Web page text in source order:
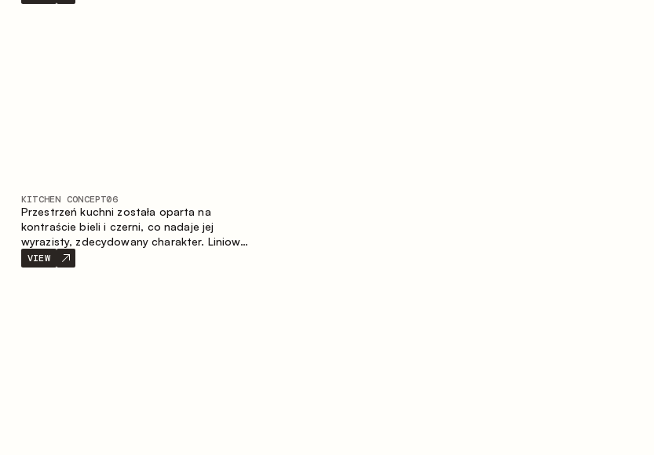
kolorystyczna, wyraźna geometria i
KITCHEN CONCEPT06
Przestrzeń kuchni została oparta na
kontraście bieli i czerni, co nadaje jej
wyrazisty, zdecydowany charakter. Liniowy
układ podkreśla minimalistyczny i
uporządkowany charakter wnętrza.
VIEW